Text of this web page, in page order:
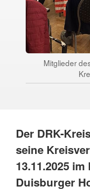
Mitglieder
Der DRK-
seine
13.11.2025
Duisburger